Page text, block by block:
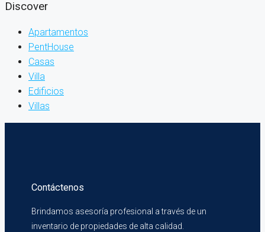
Discover
Apartamentos
PentHouse
Casas
Villa
Edificios
Villas
Contáctenos
Brindamos asesoría profesional a través de un
inventario de propiedades de alta calidad.